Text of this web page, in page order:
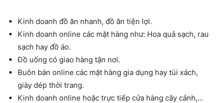
Kinh doanh đồ ăn nhanh, đồ ăn tiện lợi.
Kinh doanh online các mặt hàng như: Hoa quả sạch, rau
sạch hay đồ áo.
Đồ uống có giao hàng tận nơi.
Buôn bán online các mặt hàng gia dụng hay túi xách,
giày dép thời trang.
Kinh doanh online hoặc trực tiếp cửa hàng cây cảnh,…